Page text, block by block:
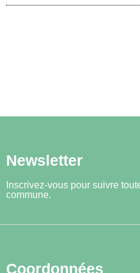
Newsletter
Inscrivez-vous pour suivre
commune.
Coordonnées